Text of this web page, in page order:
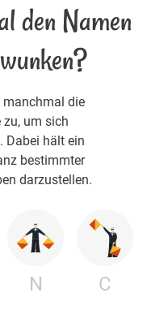
den Namen
manchmal die
um sich
Dabei hält ein
bestimmter
darzustellen.
N C